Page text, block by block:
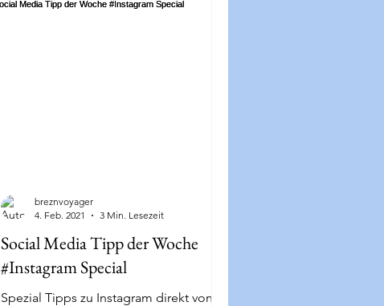
Social Media Tipp der Woche
#Instagram Special
Spezial Tipps zu Instagram direkt von
breznvoyager
4. Feb. 2021
3 Min. Lesezeit